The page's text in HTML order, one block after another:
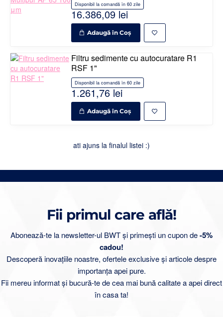
Disponibil la comandă în 60 zile
16.386,09 lei
Adaugă în Coş
Filtru sedimente cu autocuratare R1
RSF 1"
Disponibil la comandă în 60 zile
1.261,76 lei
Adaugă în Coş
ati ajuns la finalul listei :)
Fii primul care află!
Abonează-te la newsletter-ul BWT și primești un cupon de-5%
cadou!
Descoperă inovațiile noastre, ofertele exclusive și articole despre
importanța apei pure.
Fii mereu informat și bucură-te de cea mai bună calitate a apei direct
în casa ta!